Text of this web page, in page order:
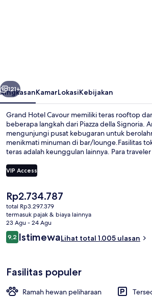
Berikutnya
121+
RingkasanKamarLokasiKebijakan
Grand Hotel Cavour memiliki teras rooftop
beberapa langkah dari Piazza della Signoria.
mengunjungi pusat kebugaran untuk
menikmati minuman di bar/lounge.Fasilitas
teras adalah keunggulan lainnya. Para
Trem Universitas San Marco berjarak 11 menit
Trem Unità berjarak 12 menit.
VIP Access
Harga
saat
ini
Rp2.734.787
Rp2.734.787
total Rp3.297.379
termasuk pajak & biaya lainnya
23 Agu - 24 Agu
Ulasan
9,29,2 dari 10
IstimewaLihat total 1.005 ulasan
Fasilitas populer
Ramah hewan peliharaan